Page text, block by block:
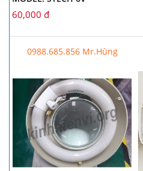
60,000 đ
0988.685.856 Mr.Hùng